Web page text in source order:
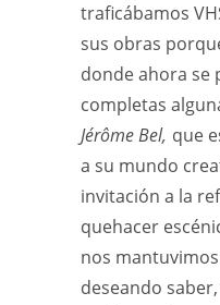
traficábamos
sus obras
donde ahora se
completas
Jérôme Bel, que
a su mundo
invitación a la
quehacer
nos
deseando